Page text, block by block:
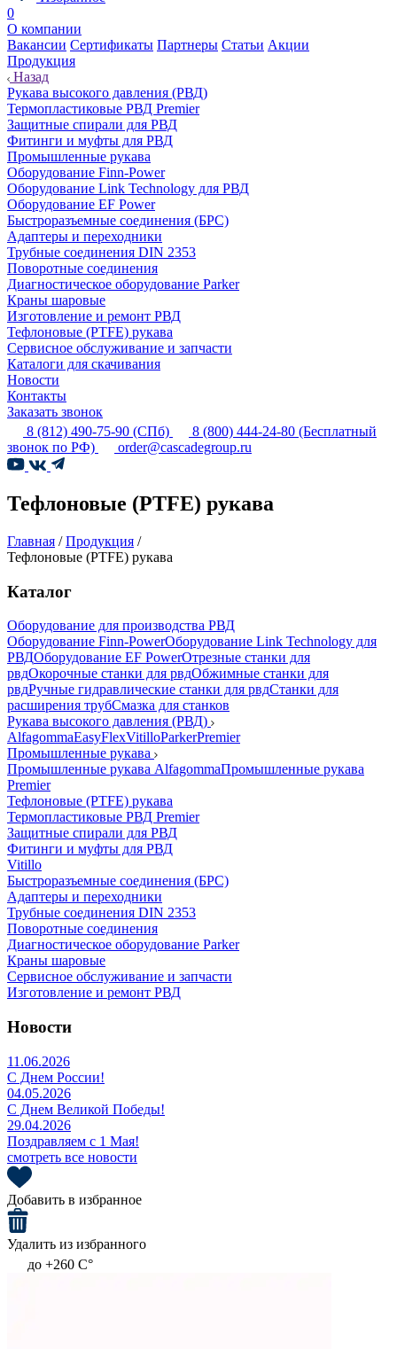
0
О компании
Вакансии Сертификаты Партнеры Статьи Акции
Продукция
Назад
Рукава высокого давления (РВД)
Термопластиковые РВД Premier
Защитные спирали для РВД
Фитинги и муфты для РВД
Промышленные рукава
Оборудование Finn-Power
Оборудование Link Technology для РВД
Оборудование EF Power
Быстроразъемные соединения (БРС)
Адаптеры и переходники
Трубные соединения DIN 2353
Поворотные соединения
Диагностическое оборудование Parker
Краны шаровые
Изготовление и ремонт РВД
Тефлоновые (PTFE) рукава
Сервисное обслуживание и запчасти
Каталоги для скачивания
Новости
Контакты
Заказать звонок
8 (812) 490-75-90 (СПб) 8 (800) 444-24-80 (Бесплатный
звонок по РФ)
order@cascadegroup.ru
Тефлоновые (PTFE) рукава
Главная /Продукция /
Тефлоновые (PTFE) рукава
Каталог
Оборудование для производства РВД
Оборудование Finn-PowerОборудование Link Technology для
РВДОборудование EF PowerОтрезные станки для
рвдОкорочные станки для рвдОбжимные станки для
рвдРучные гидравлические станки для рвдСтанки для
расширения трубСмазка для станков
Рукава высокого давления (РВД)
AlfagommaEasyFlexVitilloParkerPremier
Промышленные рукава
Промышленные рукава AlfagommaПромышленные рукава
Premier
Тефлоновые (PTFE) рукава
Термопластиковые РВД Premier
Защитные спирали для РВД
Фитинги и муфты для РВД
Vitillo
Быстроразъемные соединения (БРС)
Адаптеры и переходники
Трубные соединения DIN 2353
Поворотные соединения
Диагностическое оборудование Parker
Краны шаровые
Сервисное обслуживание и запчасти
Изготовление и ремонт РВД
Новости
11.06.2026
С Днем России!
04.05.2026
С Днем Великой Победы!
29.04.2026
Поздравляем с 1 Мая!
смотреть все новости
Добавить в избранное
Удалить из избранного
до +260 C°